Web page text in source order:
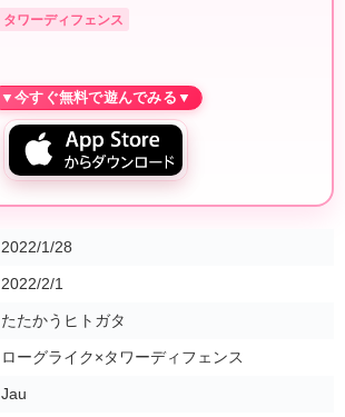
タワーディフェンス
2022/1/28
2022/2/1
たたかうヒトガタ
ローグライク×タワーディフェンス
Jau